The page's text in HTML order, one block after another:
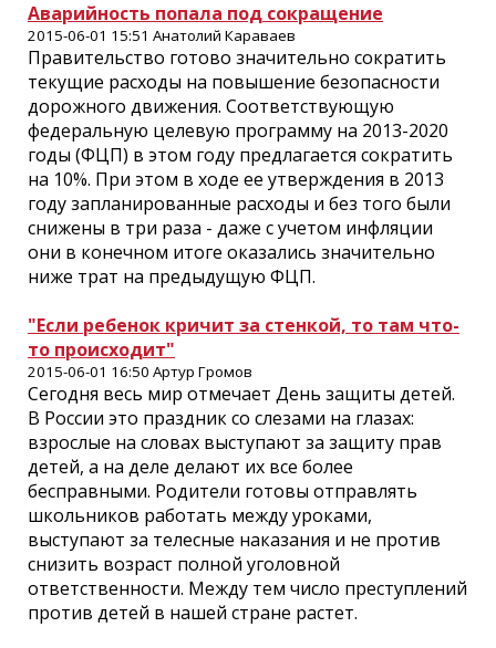
Аварийность попала под сокращение
2015-06-01 15:51 Анатолий Караваев
Правительство готово значительно сократить
текущие расходы на повышение безопасности
дорожного движения. Соответствующую
федеральную целевую программу на 2013-2020
годы (ФЦП) в этом году предлагается сократить
на 10%. При этом в ходе ее утверждения в 2013
году запланированные расходы и без того были
снижены в три раза - даже с учетом инфляции
они в конечном итоге оказались значительно
ниже трат на предыдущую ФЦП.
"Если ребенок кричит за стенкой, то там что-
то происходит"
2015-06-01 16:50 Артур Громов
Сегодня весь мир отмечает День защиты детей.
В России это праздник со слезами на глазах:
взрослые на словах выступают за защиту прав
детей, а на деле делают их все более
бесправными. Родители готовы отправлять
школьников работать между уроками,
выступают за телесные наказания и не против
снизить возраст полной уголовной
ответственности. Между тем число преступлений
против детей в нашей стране растет.